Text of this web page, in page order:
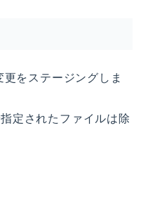
をステージングしま
定されたファイルは除